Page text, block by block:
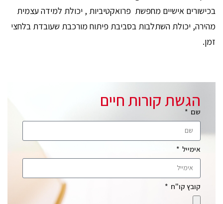
בכישורים אישיים מחפשת פרואקטיביות , יכולת למידה עצמית
מהירה, יכולת השתלבות בסביבת פיתוח מורכבת שעובדת בלחצי
זמן.
הגשת קורות חיים
שם
אימייל
קובץ קו"ח